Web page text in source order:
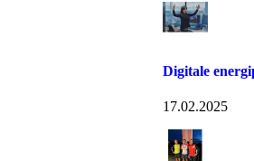
Digitale
17.02.2025